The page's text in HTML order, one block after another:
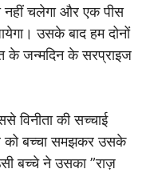
नहीं चलेगा और एक पीस
उसके बाद हम दोनों
के जन्मदिन के सरप्राइज
विनीता की सच्चाई
को बच्चा समझकर उसके
बच्चे ने उसका ”राज़